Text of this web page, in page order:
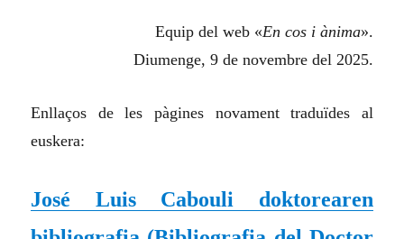
Equip del web «En cos i ànima».
Diumenge, 9 de novembre del 2025.
Enllaços de les pàgines novament traduïdes al
euskera:
José Luis Cabouli doktorearen